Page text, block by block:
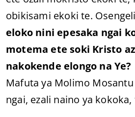
obikisami ekoki te.
eloko nini epesaka ngai
motema ete soki Kristo
nakokende elongo na Ye?
Mafuta ya Molimo
ngai, ezali naino ya